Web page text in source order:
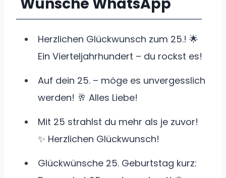
Wünsche WhatsApp
Herzlichen Glückwunsch zum 25.! 🌟
Ein Vierteljahrhundert – du rockst es!
Auf dein 25. – möge es unvergesslich
werden! 🥂 Alles Liebe!
Mit 25 strahlst du mehr als je zuvor!
✨ Herzlichen Glückwunsch!
Glückwünsche 25. Geburtstag kurz: